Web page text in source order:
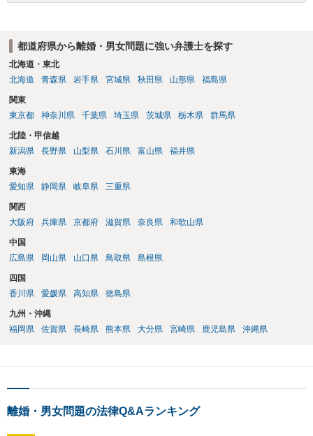
都道府県から離婚・男女問題に強い弁護士を探す
北海道・東北
北海道
青森県 岩手県 宮城県 秋田県 山形県 福島県
関東
東京都
神奈川県 千葉県 埼玉県 茨城県 栃木県 群馬県
北陸・甲信越
新潟県
長野県 山梨県 石川県 富山県 福井県
東海
愛知県
静岡県 岐阜県 三重県
関西
大阪府
兵庫県 京都府 滋賀県 奈良県 和歌山県
中国
広島県
岡山県 山口県 鳥取県 島根県
四国
香川県
愛媛県 高知県 徳島県
九州・沖縄
福岡県
佐賀県 長崎県 熊本県 大分県 宮崎県 鹿児島県 沖縄県
離婚・男女問題の法律Q&Aランキング